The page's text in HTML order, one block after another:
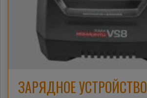
ЗАРЯДНОЕ УСТРОЙСТВО